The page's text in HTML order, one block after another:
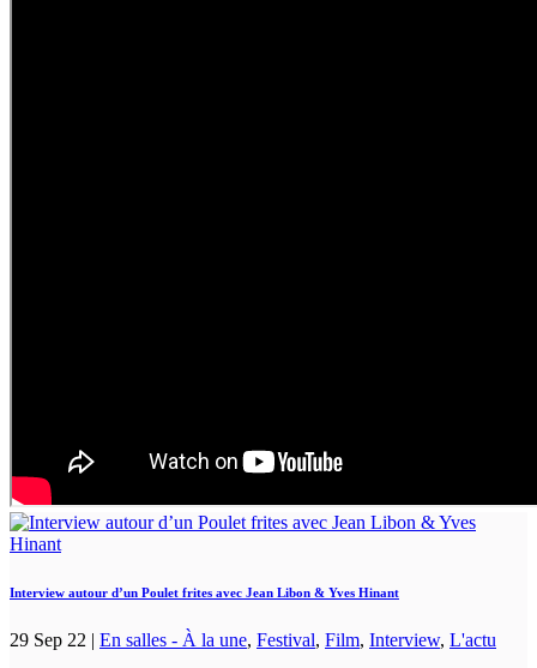
Interview autour d’un Poulet frites avec Jean Libon & Yves Hinant
29 Sep 22 | En salles - À la une, Festival, Film, Interview, L'actu